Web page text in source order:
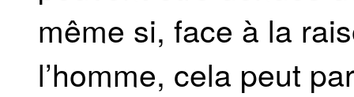
même si, face à la
l’homme, cela peut